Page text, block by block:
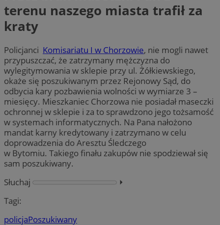
terenu naszego miasta trafił za
kraty
Policjanci Komisariatu I w Chorzowie, nie mogli nawet
przypuszczać, że zatrzymany mężczyzna do
wylegitymowania w sklepie przy ul. Żółkiewskiego,
okaże się poszukiwanym przez Rejonowy Sąd, do
odbycia kary pozbawienia wolności w wymiarze 3 –
miesięcy. Mieszkaniec Chorzowa nie posiadał maseczki
ochronnej w sklepie i za to sprawdzono jego tożsamość
w systemach informatycznych. Na Pana nałożono
mandat karny kredytowany i zatrzymano w celu
doprowadzenia do Aresztu Śledczego
w Bytomiu. Takiego finału zakupów nie spodziewał się
sam poszukiwany.
Słuchaj
⏵︎
Tagi:
policjaPoszukiwany